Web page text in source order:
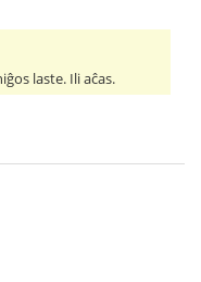
laste. Ili aĉas.